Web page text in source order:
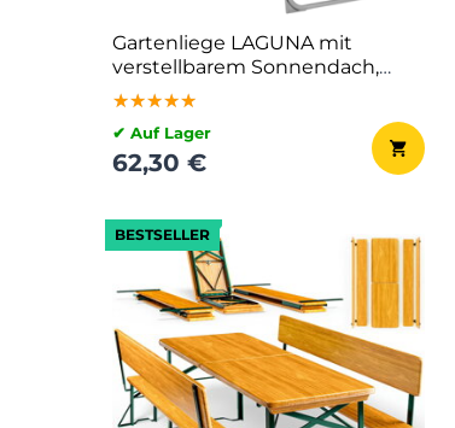
Gartenliege LAGUNA mit
verstellbarem Sonnendach,
193x53x29cm, dunkelgrau
★★★★★
★★★★★
★★★★★
✔ Auf Lager
62,30 €
BESTSELLER